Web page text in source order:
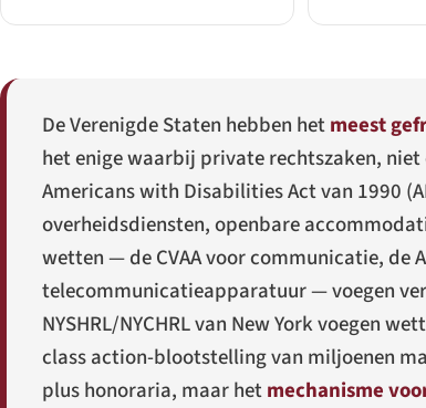
De Verenigde Staten hebben hetmeest
het enige waarbij private rechtszaken,
Americans with Disabilities Act van 1990
overheidsdiensten, openbare
wetten — de CVAA voor communicatie, de
telecommunicatieapparatuur — voegen
NYSHRL/NYCHRL van New York voegen
class action-blootstelling van miljoenen
plus honoraria, maar hetmechanisme